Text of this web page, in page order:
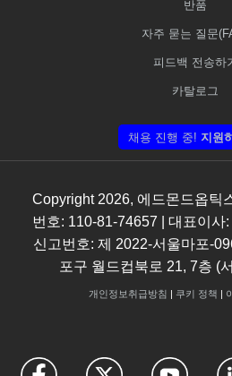
반품
자주 묻는 질문
피드백 전송하
카탈로그
채용 진행 중! 지원
Copyright2026, 에드몬드옵틱
번호: 110-81-74657 | 대표이사
신고번호: 제 2022-서울마포-
포구 월드컵북로 21, 7층 (
개인정보취급방침 쿠키 정책